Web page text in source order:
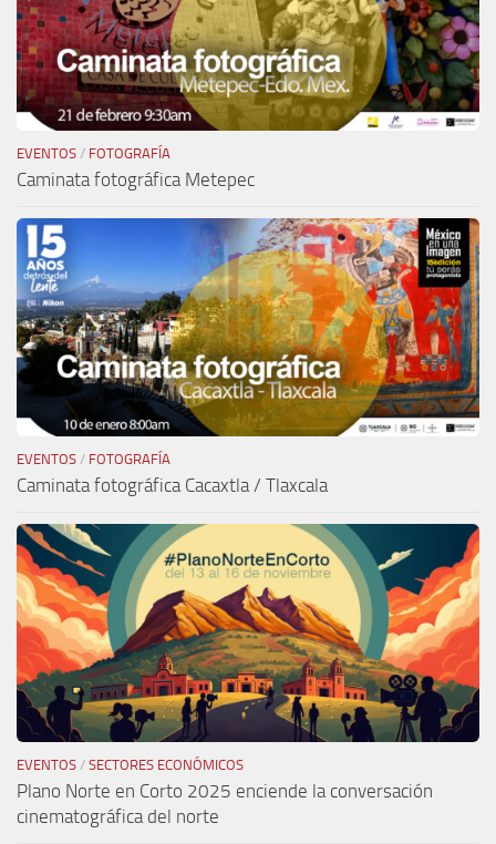
EVENTOS / FOTOGRAFÍA
Caminata fotográfica Metepec
EVENTOS / FOTOGRAFÍA
Caminata fotográfica Cacaxtla / Tlaxcala
EVENTOS / SECTORES ECONÓMICOS
Plano Norte en Corto 2025 enciende la conversación
cinematográfica del norte